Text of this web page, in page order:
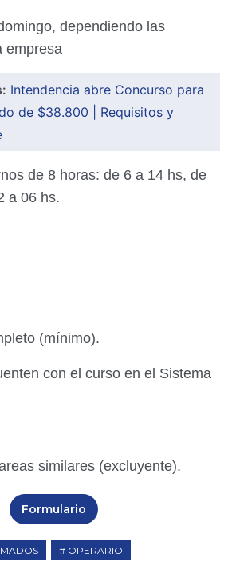
dependiendo las
empresa
Intendencia abre Concurso para
de $38.800 | Requisitos y
de 8 horas: de 6 a 14 hs, de
a 06 hs.
(mínimo).
con el curso en el Sistema
similares (excluyente).
Formulario
OPERARIO